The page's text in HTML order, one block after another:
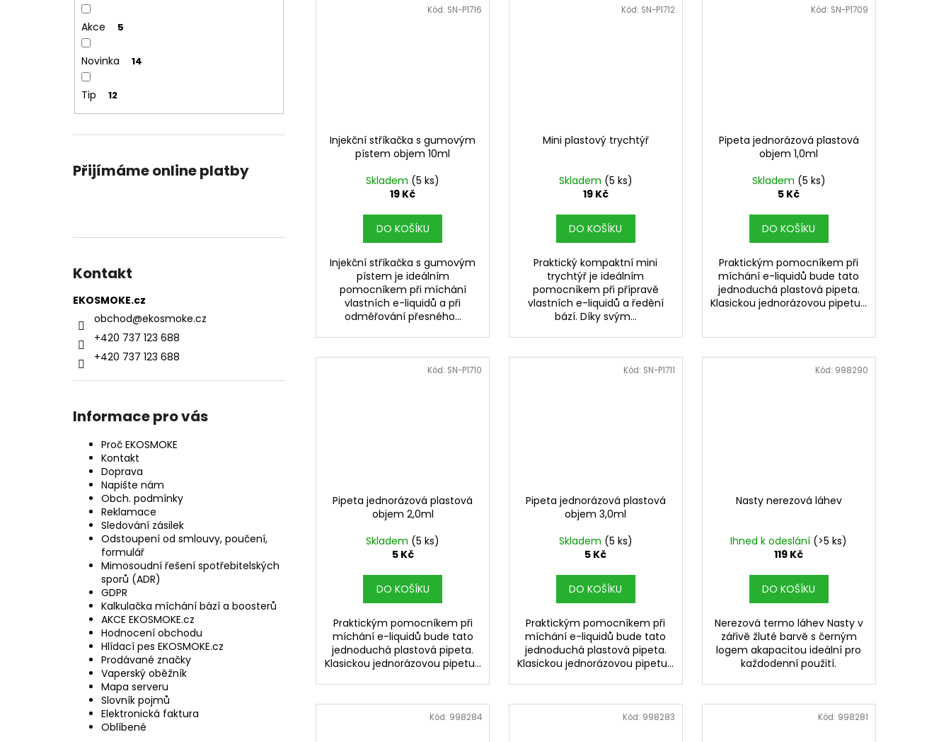
Akce 5
Novinka 14
Tip 12
Přijímáme online platby
Kontakt
EKOSMOKE.cz
obchod@ekosmoke.cz
+420 737 123 688
+420 737 123 688
Informace pro vás
Proč EKOSMOKE
Kontakt
Doprava
Napište nám
Obch. podmínky
Reklamace
Sledování zásilek
Odstoupení od smlouvy, poučení,
formulář
Mimosoudní řešení spotřebitelských
sporů (ADR)
GDPR
Kalkulačka míchání bází a boosterů
AKCE EKOSMOKE.cz
Hodnocení obchodu
Hlídací pes EKOSMOKE.cz
Prodávané značky
Vaperský oběžník
Mapa serveru
Slovník pojmů
Elektronická faktura
Oblíbené
Injekční stříkačka s gumovým
pístem objem 10ml
Skladem (5 ks)
19 Kč
DO KOŠÍKU
Injekční stříkačka s gumovým
pístem je ideálním
pomocníkem při míchání
vlastních e-liquidů a při
odměřování přesného...
Kód: SN-P1716
Mini plastový trychtýř
Skladem (5 ks)
19 Kč
DO KOŠÍKU
Praktický kompaktní mini
trychtýř je ideálním
pomocníkem při přípravě
vlastních e-liquidů a ředění
bází. Díky svým...
Kód: SN-P1712
Pipeta jednorázová plastová
objem 1,0ml
Skladem (5 ks)
5 Kč
DO KOŠÍKU
Praktickým pomocníkem při
míchání e-liquidů bude tato
jednoduchá plastová pipeta.
Klasickou jednorázovou pipetu...
Kód: SN-P1709
Pipeta jednorázová plastová
objem 2,0ml
Skladem (5 ks)
5 Kč
DO KOŠÍKU
Praktickým pomocníkem při
míchání e-liquidů bude tato
jednoduchá plastová pipeta.
Klasickou jednorázovou pipetu...
Kód: SN-P1710
Pipeta jednorázová plastová
objem 3,0ml
Skladem (5 ks)
5 Kč
DO KOŠÍKU
Praktickým pomocníkem při
míchání e-liquidů bude tato
jednoduchá plastová pipeta.
Klasickou jednorázovou pipetu...
Kód: SN-P1711
Nasty nerezová láhev
Ihned k odeslání (>5 ks)
119 Kč
DO KOŠÍKU
Nerezová termo láhev Nasty v
zářivě žluté barvě s černým
logem akapacitou ideální pro
každodenní použití.
Kód: 998290
Kód: 998284 Kód: 998283 Kód: 998281